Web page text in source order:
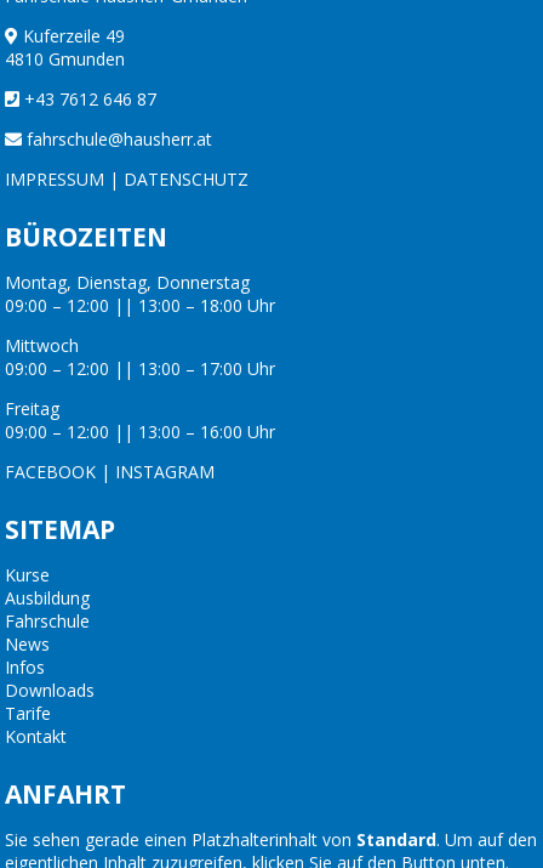
Kuferzeile 49
4810 Gmunden
+43 7612 646 87
fahrschule@hausherr.at
IMPRESSUM | DATENSCHUTZ
BÜROZEITEN
Montag, Dienstag, Donnerstag
09:00 – 12:00 || 13:00 – 18:00 Uhr
Mittwoch
09:00 – 12:00 || 13:00 – 17:00 Uhr
Freitag
09:00 – 12:00 || 13:00 – 16:00 Uhr
FACEBOOK | INSTAGRAM
SITEMAP
Kurse
Ausbildung
Fahrschule
News
Infos
Downloads
Tarife
Kontakt
ANFAHRT
Sie sehen gerade einen Platzhalterinhalt von Standard. Um auf den
eigentlichen Inhalt zuzugreifen, klicken Sie auf den Button unten.